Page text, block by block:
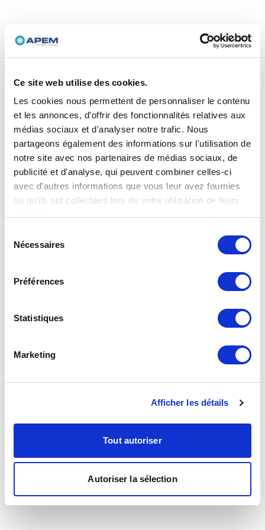
Ce site web utilise des cookies.
Les cookies nous permettent de personnaliser le contenu
et les annonces, d'offrir des fonctionnalités relatives aux
médias sociaux et d'analyser notre trafic. Nous
partageons également des informations sur l'utilisation de
notre site avec nos partenaires de médias sociaux, de
publicité et d'analyse, qui peuvent combiner celles-ci
avec d'autres informations que vous leur avez fournies
ou qu'ils ont collectées lors de votre utilisation de leurs
Nécessaires
Préférences
Statistiques
Marketing
Afficher les détails
Tout autoriser
Autoriser la sélection